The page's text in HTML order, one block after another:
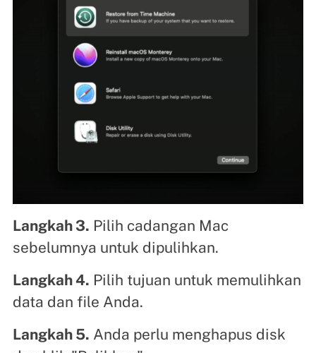
Langkah 3. Pilih cadangan Mac
sebelumnya untuk dipulihkan.
Langkah 4. Pilih tujuan untuk memulihkan
data dan file Anda.
Langkah 5. Anda perlu menghapus disk